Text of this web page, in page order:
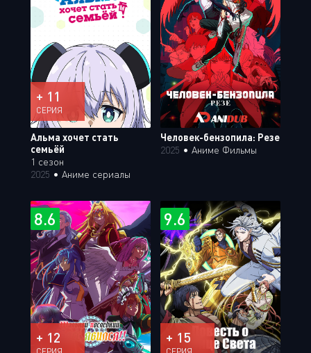
+ 11
СЕРИЯ
Альма хочет стать
семьёй
1 сезон
2025 • Аниме сериалы
Человек-бензопила: Резе
2025 • Аниме Фильмы
8.6
+ 12
9.6
+ 15